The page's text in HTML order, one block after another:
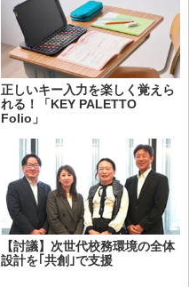
正しいキー入力を楽しく覚えら
れる！「KEY PALETTO
Folio」
【討議】次世代校務環境の全体
設計を｢共創｣で支援